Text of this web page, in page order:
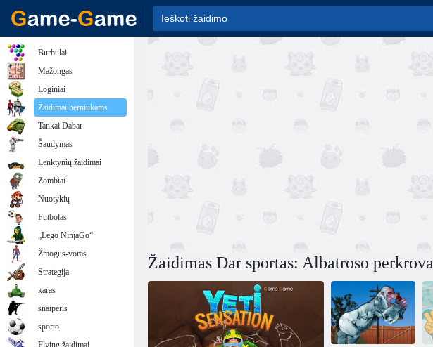
Žaidimas Dar sportas: Albatroso perkrova
Burbulai
Mažongas
Loginiai
Žaidimai berniukams
Tankai Dabar
Šaudymas
Lenktynių žaidimai
Zombiai
Nuotykių
Futbolas
„Lego NinjaGo“
Žmogus-voras
Strategija
karas
snaiperis
sporto
Flying žaidimai